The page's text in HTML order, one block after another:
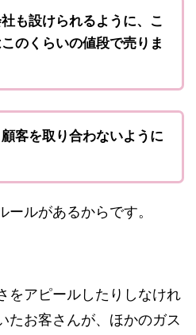
も設けられるように、こ
のくらいの値段で売りま
客を取り合わないように
ールがあるからです。
をアピールしたりしなけれ
たお客さんが、ほかのガス